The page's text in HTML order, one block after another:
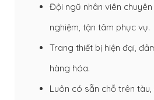
Đội ngũ nhân viên
nghiệm, tận tâm phục vụ.
Trang thiết bị hiện đại,
hàng hóa.
Luôn có sẵn chỗ trên